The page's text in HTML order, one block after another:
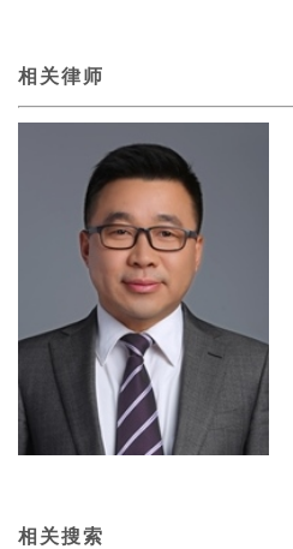
相关律师
相关搜索